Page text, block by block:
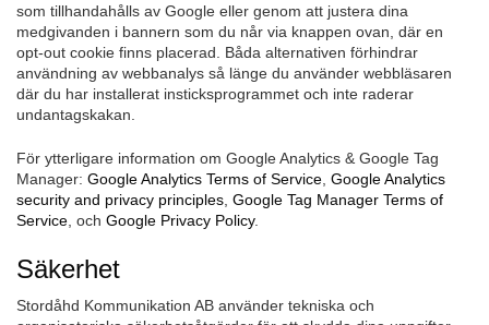
som tillhandahålls av Google eller genom att justera dina
medgivanden i bannern som du når via knappen ovan, där en
opt-out cookie finns placerad. Båda alternativen förhindrar
användning av webbanalys så länge du använder webbläsaren
där du har installerat insticksprogrammet och inte raderar
undantagskakan.
För ytterligare information om Google Analytics & Google Tag
Manager: Google Analytics Terms of Service Google Analytics
security and privacy principles Google Tag Manager Terms of
Service , och Google Privacy Policy.
Säkerhet
Stordåhd Kommunikation AB använder tekniska och